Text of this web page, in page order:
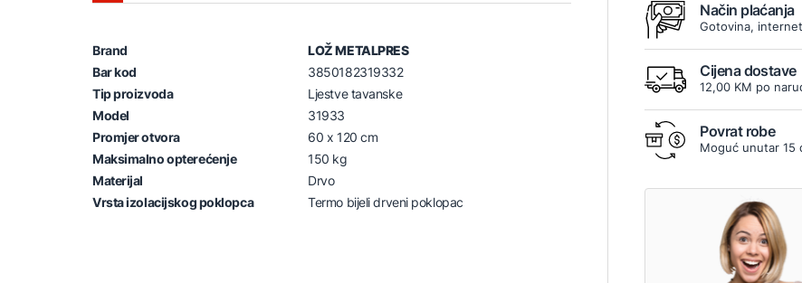
Brand
LOŽ METALPRES
Bar kod
3850182319332
Tip proizvoda
Ljestve tavanske
Model
31933
Promjer otvora
60 x 120 cm
Maksimalno opterećenje
150 kg
Materijal
Drvo
Vrsta izolacijskog poklopca
Termo bijeli drveni poklopac
Način plaćanja
Gotovina,
Cijena dostave
12,00 KM po
Povrat robe
Moguć unutar 15